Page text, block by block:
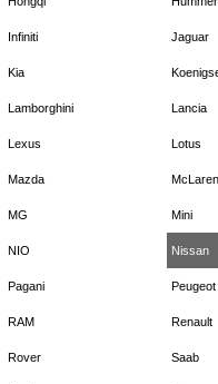
Infiniti Jaguar
Kia
Lamborghini Lancia
Lexus Lotus
Mazda McLaren
MG Mini
NIO Nissan
Pagani Peugeot
RAM Renault
Rover Saab